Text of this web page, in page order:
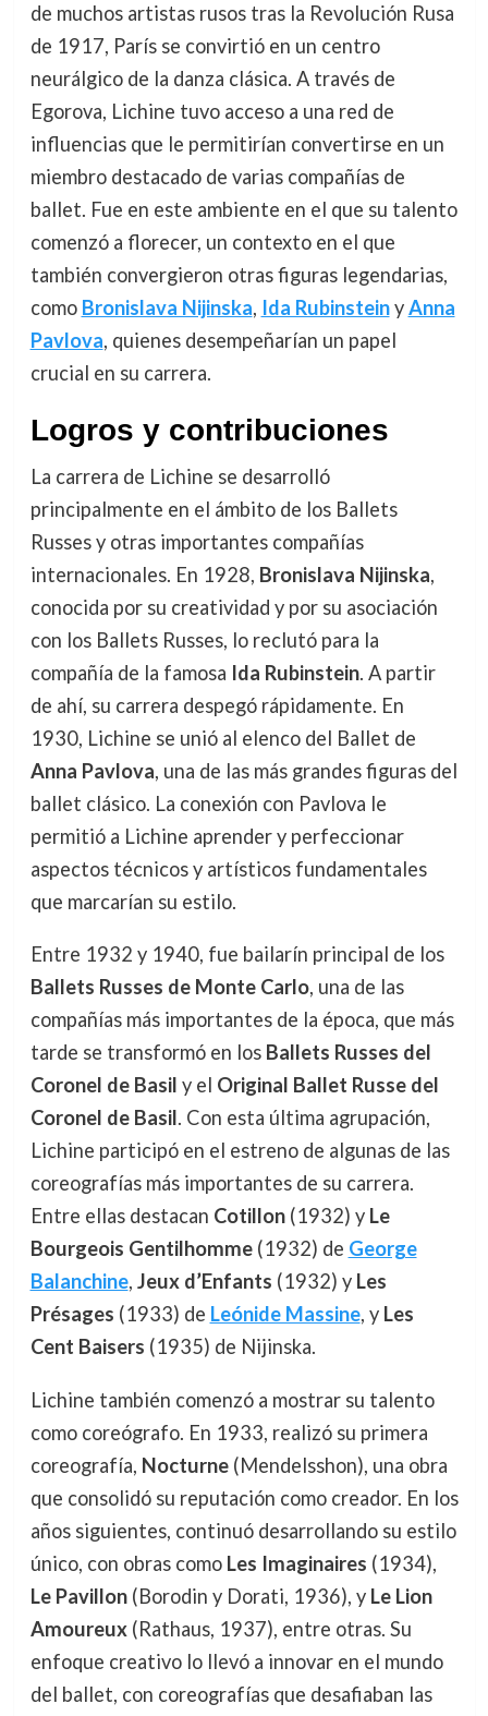
de muchos artistas rusos tras la Revolución Rusa
de 1917, París se convirtió en un centro
neurálgico de la danza clásica. A través de
Egorova, Lichine tuvo acceso a una red de
influencias que le permitirían convertirse en un
miembro destacado de varias compañías de
ballet. Fue en este ambiente en el que su talento
comenzó a florecer, un contexto en el que
también convergieron otras figuras legendarias,
como Bronislava Nijinska, Ida RubinsteinyAnna
Pavlova, quienes desempeñarían un papel
crucial en su carrera.
Logros y contribuciones
La carrera de Lichine se desarrolló
principalmente en el ámbito de los Ballets
Russes y otras importantes compañías
internacionales. En 1928, Bronislava Nijinska,
conocida por su creatividad y por su asociación
con los Ballets Russes, lo reclutó para la
compañía de la famosa Ida Rubinstein. A partir
de ahí, su carrera despegó rápidamente. En
1930, Lichine se unió al elenco del Ballet de
Anna Pavlova, una de las más grandes figuras del
ballet clásico. La conexión con Pavlova le
permitió a Lichine aprender y perfeccionar
aspectos técnicos y artísticos fundamentales
que marcarían su estilo.
Entre 1932 y 1940, fue bailarín principal de los
Ballets Russes de Monte Carlo, una de las
compañías más importantes de la época, que más
tarde se transformó en los Ballets Russes del
Coronel de Basil y el Original Ballet Russe del
Coronel de Basil. Con esta última agrupación,
Lichine participó en el estreno de algunas de las
coreografías más importantes de su carrera.
Entre ellas destacan Cotillon(1932) y Le
Bourgeois Gentilhomme(1932) de George
Balanchine, Jeux d’Enfants (1932) y Les
Présages (1933) de Leónide Massine, y Les
Cent Baisers (1935) de Nijinska.
Lichine también comenzó a mostrar su talento
como coreógrafo. En 1933, realizó su primera
coreografía, Nocturne(Mendelsshon), una obra
que consolidó su reputación como creador. En los
años siguientes, continuó desarrollando su estilo
único, con obras como Les Imaginaires (1934),
Le Pavillon(Borodin y Dorati, 1936), y Le Lion
Amoureux(Rathaus, 1937), entre otras. Su
enfoque creativo lo llevó a innovar en el mundo
del ballet, con coreografías que desafiaban las